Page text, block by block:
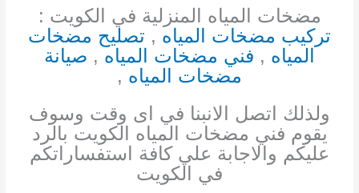
مضخات المياه المنزلية في الكويت :
تركيب مضخات المياه , تصليح مضخات
المياه , فني مضخات المياه , صيانة
مضخات المياه ,
ولذلك اتصل الانبنا في اى وقت وسوف
يقوم فني مضخات المياه الكويت بالرد
عليكم والاجابة علي كافة استفساراتكم
في الكويت